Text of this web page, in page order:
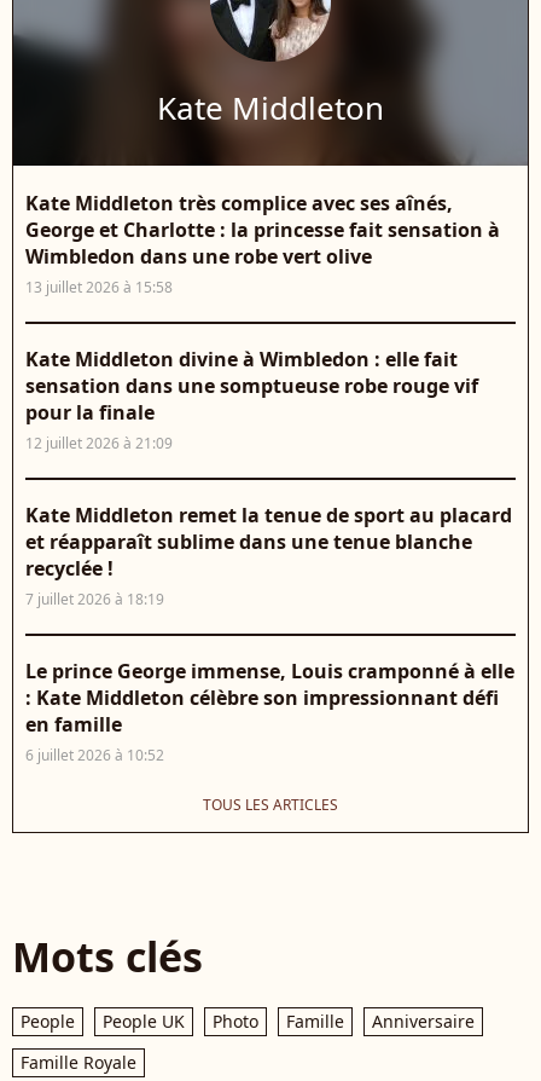
Kate Middleton
Kate Middleton très complice avec ses aînés,
George et Charlotte : la princesse fait sensation à
Wimbledon dans une robe vert olive
13 juillet 2026 à 15:58
Kate Middleton divine à Wimbledon : elle fait
sensation dans une somptueuse robe rouge vif
pour la finale
12 juillet 2026 à 21:09
Kate Middleton remet la tenue de sport au placard
et réapparaît sublime dans une tenue blanche
recyclée !
7 juillet 2026 à 18:19
Le prince George immense, Louis cramponné à elle
: Kate Middleton célèbre son impressionnant défi
en famille
6 juillet 2026 à 10:52
TOUS LES ARTICLES
Mots clés
People People UK Photo Famille
Anniversaire
Famille Royale